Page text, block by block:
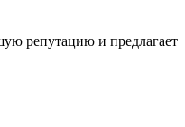
репутацию и предлагает